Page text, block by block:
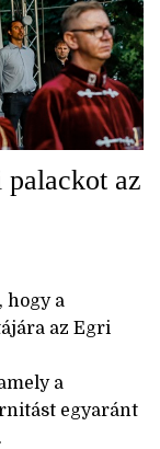
az
hogy a
az Egri
a
egyaránt